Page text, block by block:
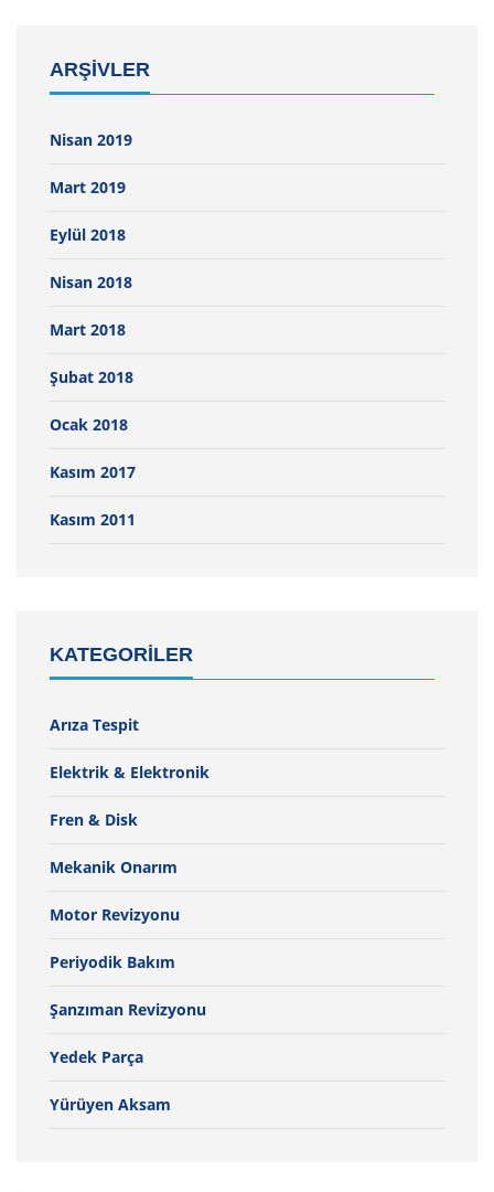
ARŞIVLER
Nisan 2019
Mart 2019
Eylül 2018
Nisan 2018
Mart 2018
Şubat 2018
Ocak 2018
Kasım 2017
Kasım 2011
KATEGORILER
Arıza Tespit
Elektrik & Elektronik
Fren & Disk
Mekanik Onarım
Motor Revizyonu
Periyodik Bakım
Şanzıman Revizyonu
Yedek Parça
Yürüyen Aksam